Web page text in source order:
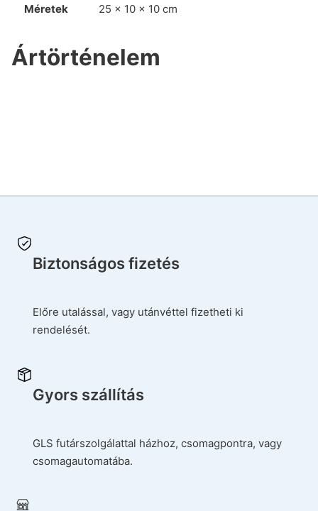
Méretek
25 × 10 × 10 cm
Ártörténelem
Biztonságos fizetés
Előre utalással, vagy utánvéttel fizetheti ki
rendelését.
Gyors szállítás
GLS futárszolgálattal házhoz, csomagpontra, vagy
csomagautomatába.